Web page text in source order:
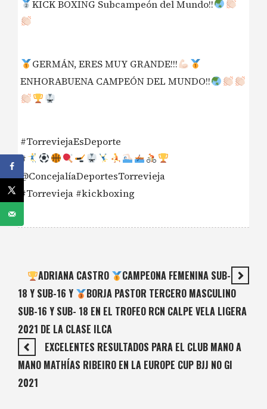
KICK BOXING Subcampeón del Mundo!!
GERMÁN, ERES MUY GRANDE!!!
ENHORABUENA CAMPEÓN DEL MUNDO!!
#TorreviejaEsDeporte
#
@ConcejalíaDeportesTorrevieja
#Torrevieja #kickboxing
ADRIANA CASTRO
CAMPEONA FEMENINA SUB-
18 Y SUB-16 Y
BORJA PASTOR TERCERO MASCULINO
SUB-16 Y SUB- 18 EN EL TROFEO RCN CALPE VELA LIGERA
2021 DE LA CLASE ILCA
EXCELENTES RESULTADOS PARA EL CLUB MANO A
MANO MATHÍAS RIBEIRO EN LA EUROPE CUP BJJ NO GI
2021